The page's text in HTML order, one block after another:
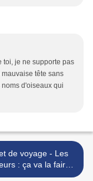
toi, je ne supporte pas
tête sans
d'oiseaux qui
de voyage - Les
: ça va la faire
grossir ! >